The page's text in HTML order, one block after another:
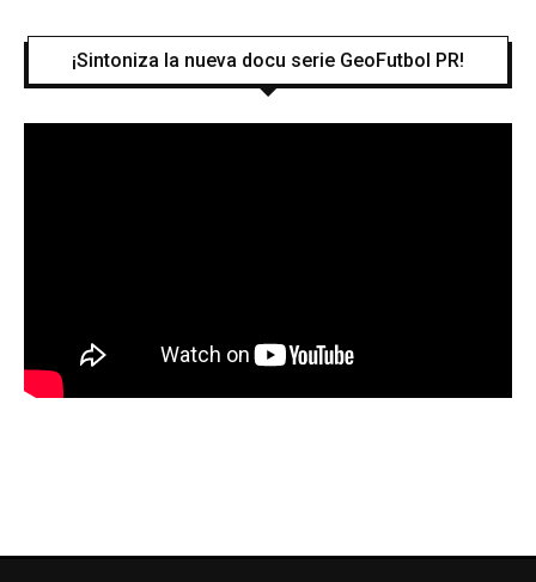
¡Sintoniza la nueva docu serie GeoFutbol PR!